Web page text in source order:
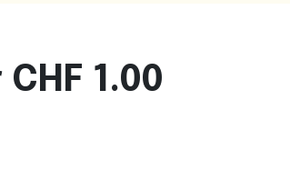
1.00